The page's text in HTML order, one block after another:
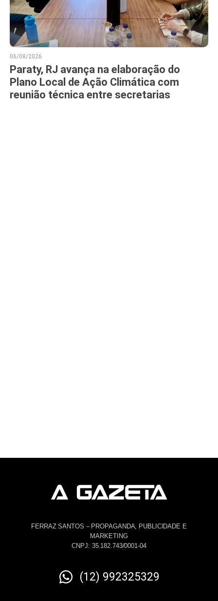
06/08/2026
Paraty, RJ avança na elaboração do
Plano Local de Ação Climática com
reunião técnica entre secretarias
FERRAZ SANTOS – PROPAGANDA, PUBLICIDADE E
MARKETING
CNPJ: 35.182.743/0001-04
(12) 992325329